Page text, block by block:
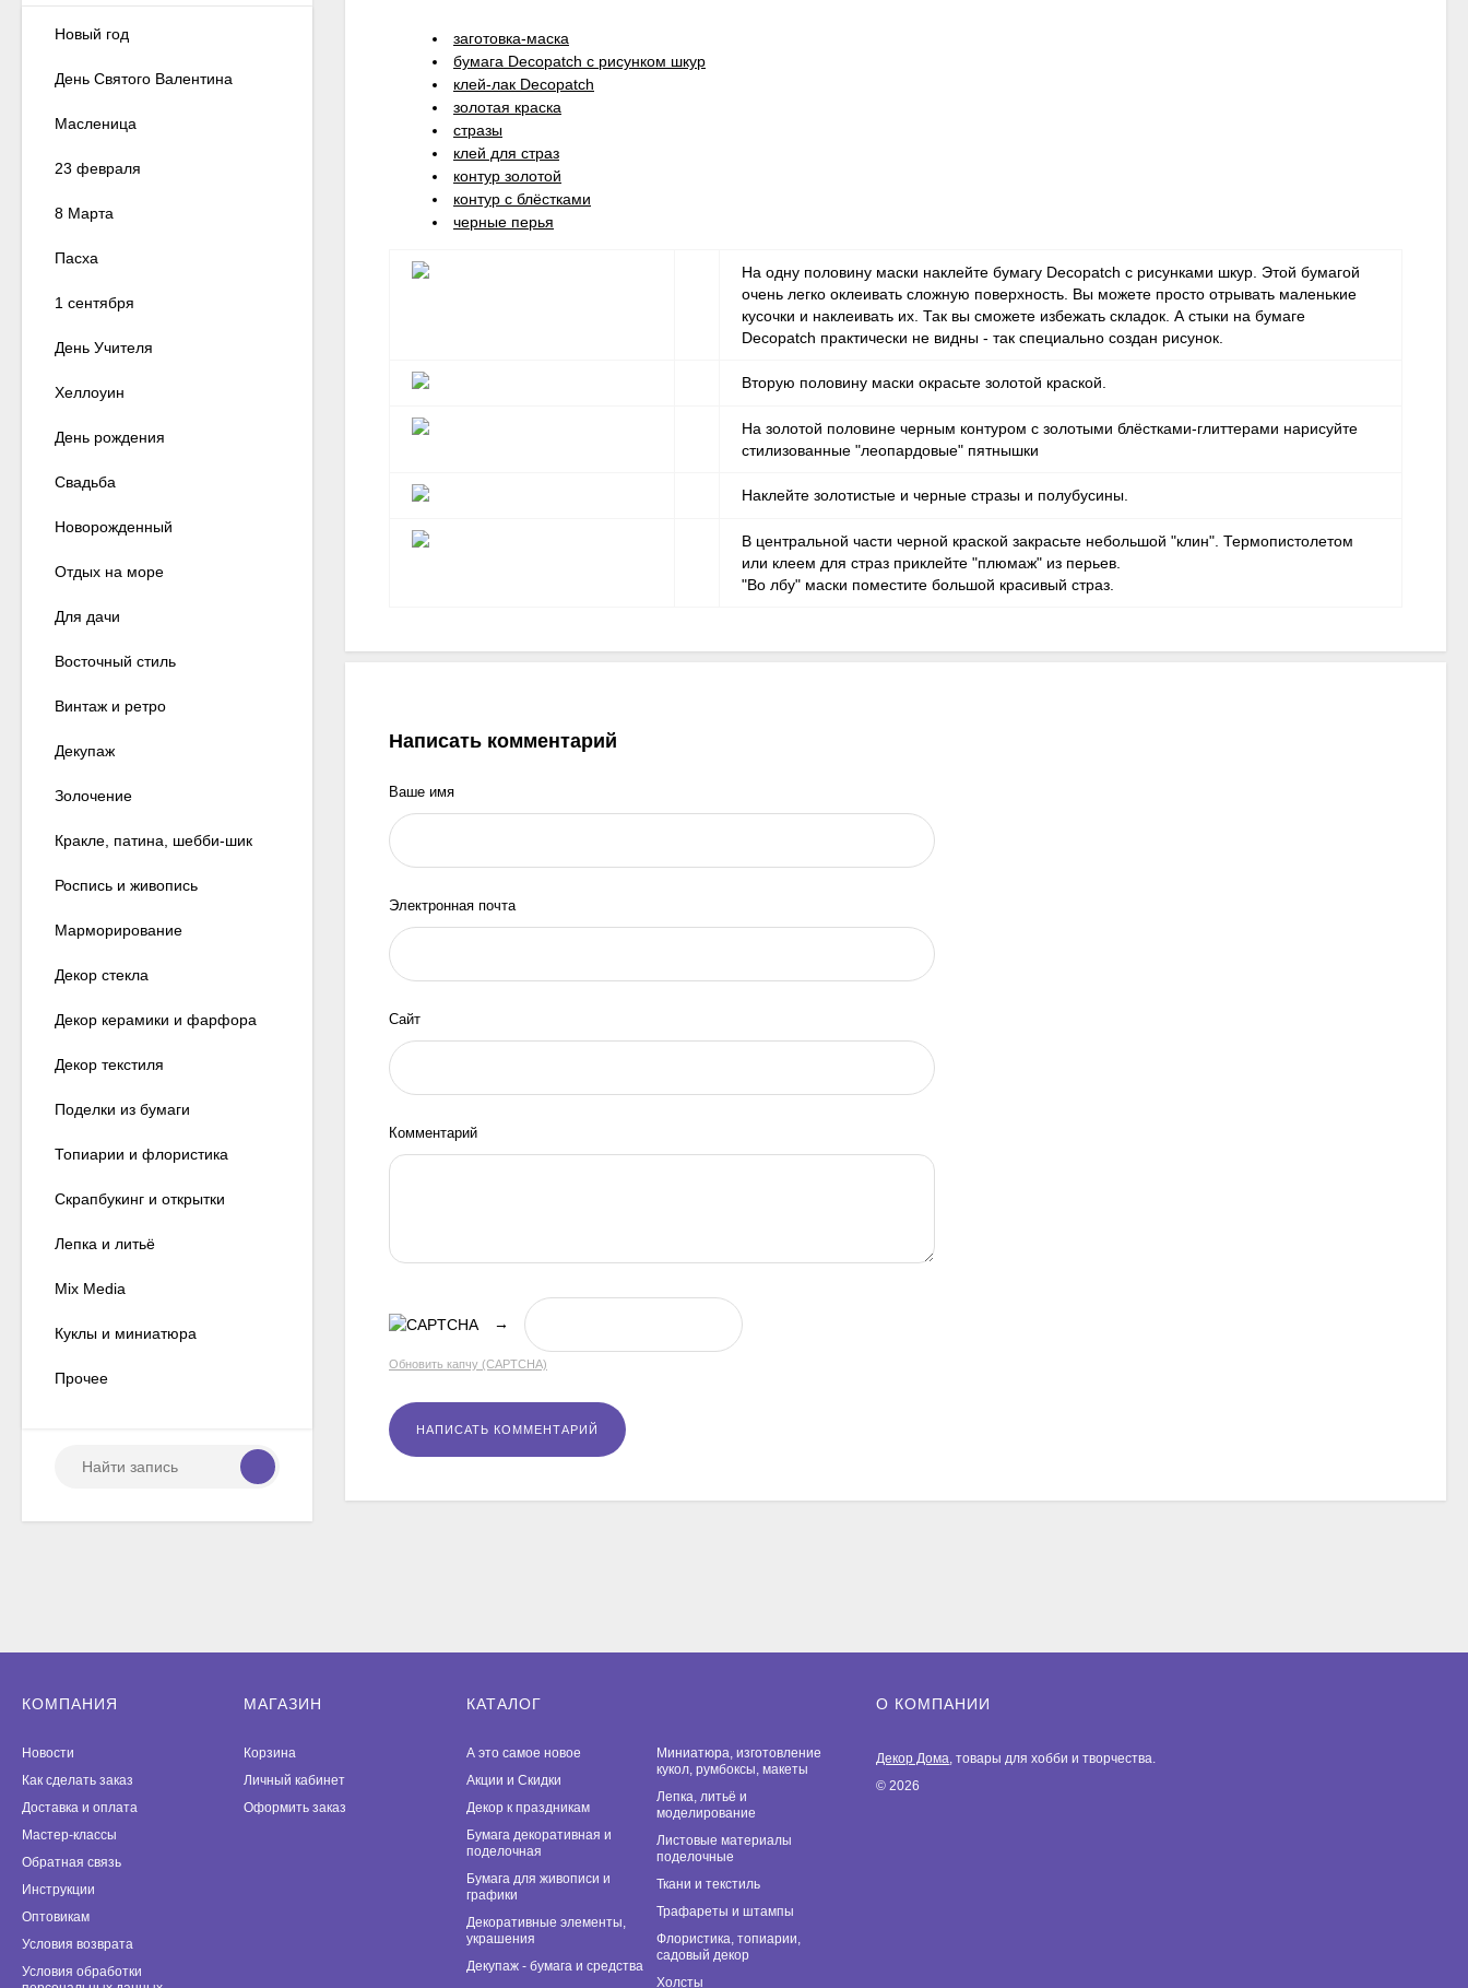
заготовка-маска
бумага Decopatch с рисунком шкур
клей-лак Decopatch
золотая краска
стразы
клей для страз
контур золотой
контур с блёстками
черные перья
На одну половину маски наклейте бумагу Decopatch с рисунками шкур. Этой бумагой
очень легко оклеивать сложную поверхность. Вы можете просто отрывать маленькие
кусочки и наклеивать их. Так вы сможете избежать складок. А стыки на бумаге
Decopatch практически не видны - так специально создан рисунок.
Вторую половину маски окрасьте золотой краской.
На золотой половине черным контуром с золотыми блёстками-глиттерами нарисуйте
стилизованные "леопардовые" пятнышки
Наклейте золотистые и черные стразы и полубусины.
В центральной части черной краской закрасьте небольшой "клин". Термопистолетом
или клеем для страз приклейте "плюмаж" из перьев.
"Во лбу" маски поместите большой красивый страз.
Написать комментарий
Ваше имя
Электронная почта
Сайт
Комментарий
→
Обновить капчу (CAPTCHA)
Новый год
День Святого Валентина
Масленица
23 февраля
8 Марта
Пасха
1 сентября
День Учителя
Хеллоуин
День рождения
Свадьба
Новорожденный
Отдых на море
Для дачи
Восточный стиль
Винтаж и ретро
Декупаж
Золочение
Кракле, патина, шебби-шик
Роспись и живопись
Марморирование
Декор стекла
Декор керамики и фарфора
Декор текстиля
Поделки из бумаги
Топиарии и флористика
Скрапбукинг и открытки
Лепка и литьё
Mix Media
Куклы и миниатюра
Прочее
КОМПАНИЯ
Новости
Как сделать заказ
Доставка и оплата
Мастер-классы
Обратная связь
Инструкции
Оптовикам
Условия возврата
Условия обработки
МАГАЗИН
Корзина
Личный кабинет
Оформить заказ
КАТАЛОГ
А это самое новое
Акции и Скидки
Декор к праздникам
Бумага декоративная и
поделочная
Бумага для живописи и
графики
Декоративные элементы,
украшения
Декупаж - бумага и средства
Миниатюра, изготовление
кукол, румбоксы, макеты
Лепка, литьё и
моделирование
Листовые материалы
поделочные
Ткани и текстиль
Трафареты и штампы
Флористика, топиарии,
садовый декор
Холсты
О КОМПАНИИ
Декор Дома, товары для хобби и творчества.
© 2026